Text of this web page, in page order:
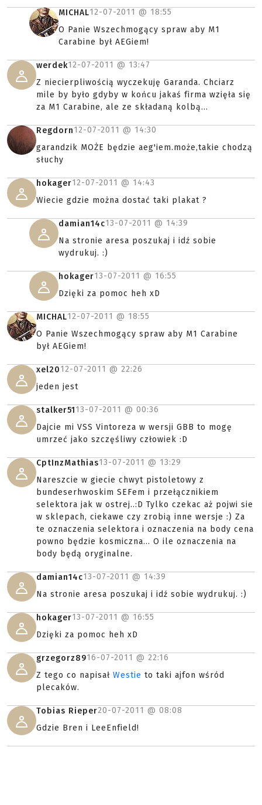
MICHAL12-07-2011 @ 18:55
O Panie Wszechmogący spraw aby M1
Carabine był AEGiem!
werdek12-07-2011 @ 13:47
Z niecierpliwością wyczekuję Garanda. Chciarz
mile by było gdyby w końcu jakaś firma wzięła się
za M1 Carabine, ale ze składaną kolbą...
Regdorn12-07-2011 @ 14:30
garandzik MOŻE będzie aeg'iem.może,takie chodzą
słuchy
hokager12-07-2011 @ 14:43
Wiecie gdzie można dostać taki plakat ?
damian14c13-07-2011 @ 14:39
Na stronie aresa poszukaj i idź sobie
wydrukuj. :)
hokager13-07-2011 @ 16:55
Dzięki za pomoc heh xD
MICHAL12-07-2011 @ 18:55
O Panie Wszechmogący spraw aby M1 Carabine
był AEGiem!
xel2012-07-2011 @ 22:26
jeden jest
stalker5113-07-2011 @ 00:36
Dajcie mi VSS Vintoreza w wersji GBB to mogę
umrzeć jako szczęśliwy człowiek :D
CptInzMathias13-07-2011 @ 13:29
Nareszcie w giecie chwyt pistoletowy z
bundeserhwoskim SEFem i przełącznikiem
selektora jak w ostrej..:D Tylko czekac aż pojwi sie
w sklepach, ciekawe czy zrobią inne wersje :) Za
te oznaczenia selektora i oznaczenia na body cena
powno będzie kosmiczna... O ile oznaczenia na
body będą oryginalne.
damian14c13-07-2011 @ 14:39
Na stronie aresa poszukaj i idź sobie wydrukuj. :)
hokager13-07-2011 @ 16:55
Dzięki za pomoc heh xD
grzegorz8916-07-2011 @ 22:16
Z tego co napisał Westie to taki ajfon wśród
plecaków.
Tobias Rieper20-07-2011 @ 08:08
Gdzie Bren i LeeEnfield!